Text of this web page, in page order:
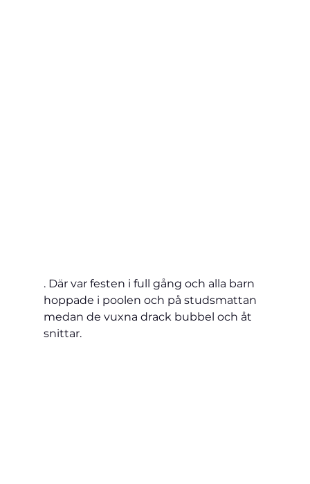
. Där var festen i full gång och alla barn
hoppade i poolen och på studsmattan
medan de vuxna drack bubbel och åt
snittar.